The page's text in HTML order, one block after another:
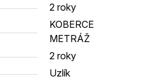
2 roky
KOBERCE
METRÁŽ
2 roky
Uzlík